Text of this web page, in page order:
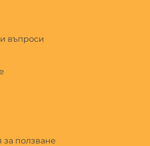
въпроси
ползване